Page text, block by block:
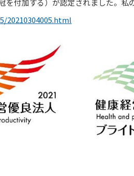
付加する）が認定されました。私
20210304005.html